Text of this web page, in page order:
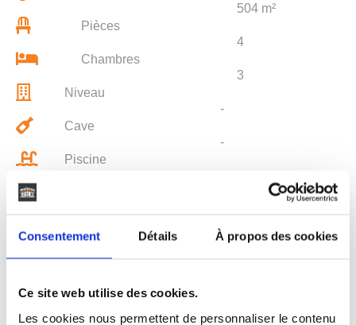
Consentement Détails À propos des cookies
Ce site web utilise des cookies.
Les cookies nous permettent de personnaliser le contenu
Pièces
Chambres
Niveau
Cave
Piscine
504 m²
4
3
-
-
LIEU